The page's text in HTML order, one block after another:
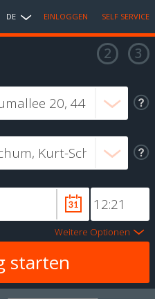
DE EINLOGGEN SELF SERVICE
Weitere Optionen